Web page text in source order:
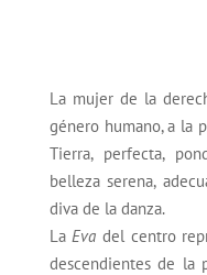
La mujer de la
género humano, a la
Tierra, perfecta,
belleza serena,
diva de la danza.
La Eva del centro
descendientes de la